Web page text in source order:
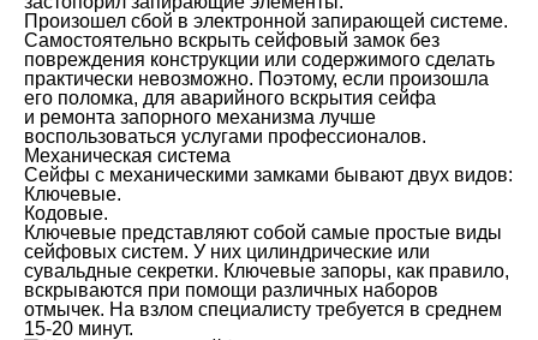
Произошел сбой в электронной запирающей системе.
Самостоятельно вскрыть сейфовый замок без
повреждения конструкции или содержимого сделать
практически невозможно. Поэтому, если произошла
его поломка, для аварийного вскрытия сейфа
и ремонта запорного механизма лучше
воспользоваться услугами профессионалов.
Механическая система
Сейфы с механическими замками бывают двух видов:
Ключевые.
Кодовые.
Ключевые представляют собой самые простые виды
сейфовых систем. У них цилиндрические или
сувальдные секретки. Ключевые запоры, как правило,
вскрываются при помощи различных наборов
отмычек. На взлом специалисту требуется в среднем
15-20 минут.